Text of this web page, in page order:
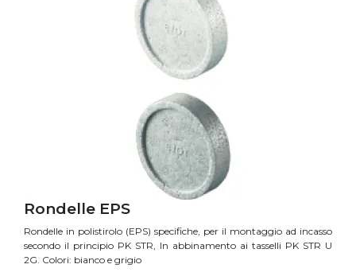
Rondelle EPS
Rondelle in polistirolo (EPS) specifiche, per il montaggio ad incasso
secondo il principio PK STR, In abbinamento ai tasselli PK STR U
2G. Colori: bianco e grigio